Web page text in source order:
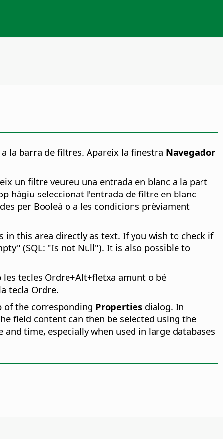
a la barra de filtres. Apareix la finestra Navegador
un filtre veureu una entrada en blanc a la part
hàgiu seleccionat l'entrada de filtre en blanc
per Booleà o a les condicions prèviament
in this area directly as text. If you wish to check if
(SQL: "Is not Null"). It is also possible to
les tecles Ordre+Alt+fletxa amunt o bé
tecla Ordre.
of the corresponding Properties dialog. In
field content can then be selected using the
time, especially when used in large databases